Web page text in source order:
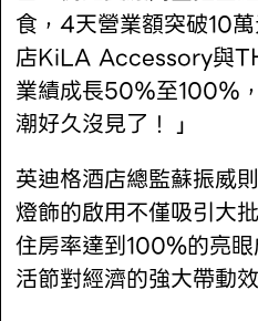
食，4天營業額突破10
店KiLA Accessory與
業績成長50％至100％
潮好久沒見了！」
英迪格酒店總監蘇振威
燈飾的啟用不僅吸引大
住房率達到100%的亮
活節對經濟的強大帶動